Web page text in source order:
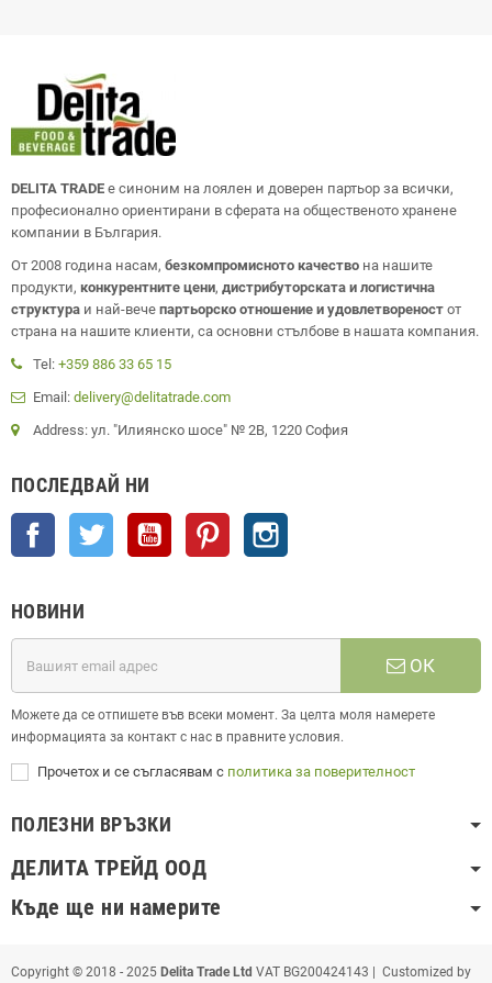
DELITA TRADE е синоним на лоялен и доверен партьор за всички,
професионално ориентирани в сферата на общественото хранене
компании в България.
От 2008 година насам, безкомпромисното качество на нашите
продукти, конкурентните цени, дистрибуторската и логистична
структура и най-вече партьорско отношение и удовлетвореност от
страна на нашите клиенти, са основни стълбове в нашата компания.
Tel: +359 886 33 65 15
Email: delivery@delitatrade.com
Address: ул. "Илиянско шосе" № 2В, 1220 София
ПОСЛЕДВАЙ НИ
Facebook Twitter YouTube Pinterest
НОВИНИ
ОК
Можете да се отпишете във всеки момент. За целта моля намерете
информацията за контакт с нас в правните условия.
Прочетох и се съгласявам с политика за поверителност
ПОЛЕЗНИ ВРЪЗКИ
ДЕЛИТА ТРЕЙД ООД
Къде ще ни намерите
Copyright © 2018 - 2025 Delita Trade Ltd VAT BG200424143 | Customized by